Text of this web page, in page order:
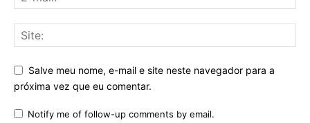
Salve meu nome, e-mail e site neste navegador para a
próxima vez que eu comentar.
Notify me of follow-up comments by email.